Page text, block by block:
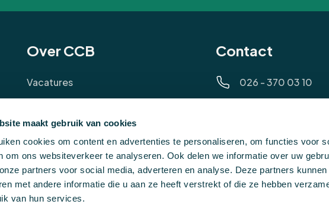
maakt gebruik van cookies
cookies om content en advertenties te personaliseren, om functies voor
om ons websiteverkeer te analyseren. Ook delen we informatie over uw
partners voor social media, adverteren en analyse. Deze partners kunnen
met andere informatie die u aan ze heeft verstrekt of die ze hebben
van hun services.
Over CCB
Vacatures
Klantverhalen
Evenementen
Evaluatie en nazorg
Contact
026 - 370 03 10